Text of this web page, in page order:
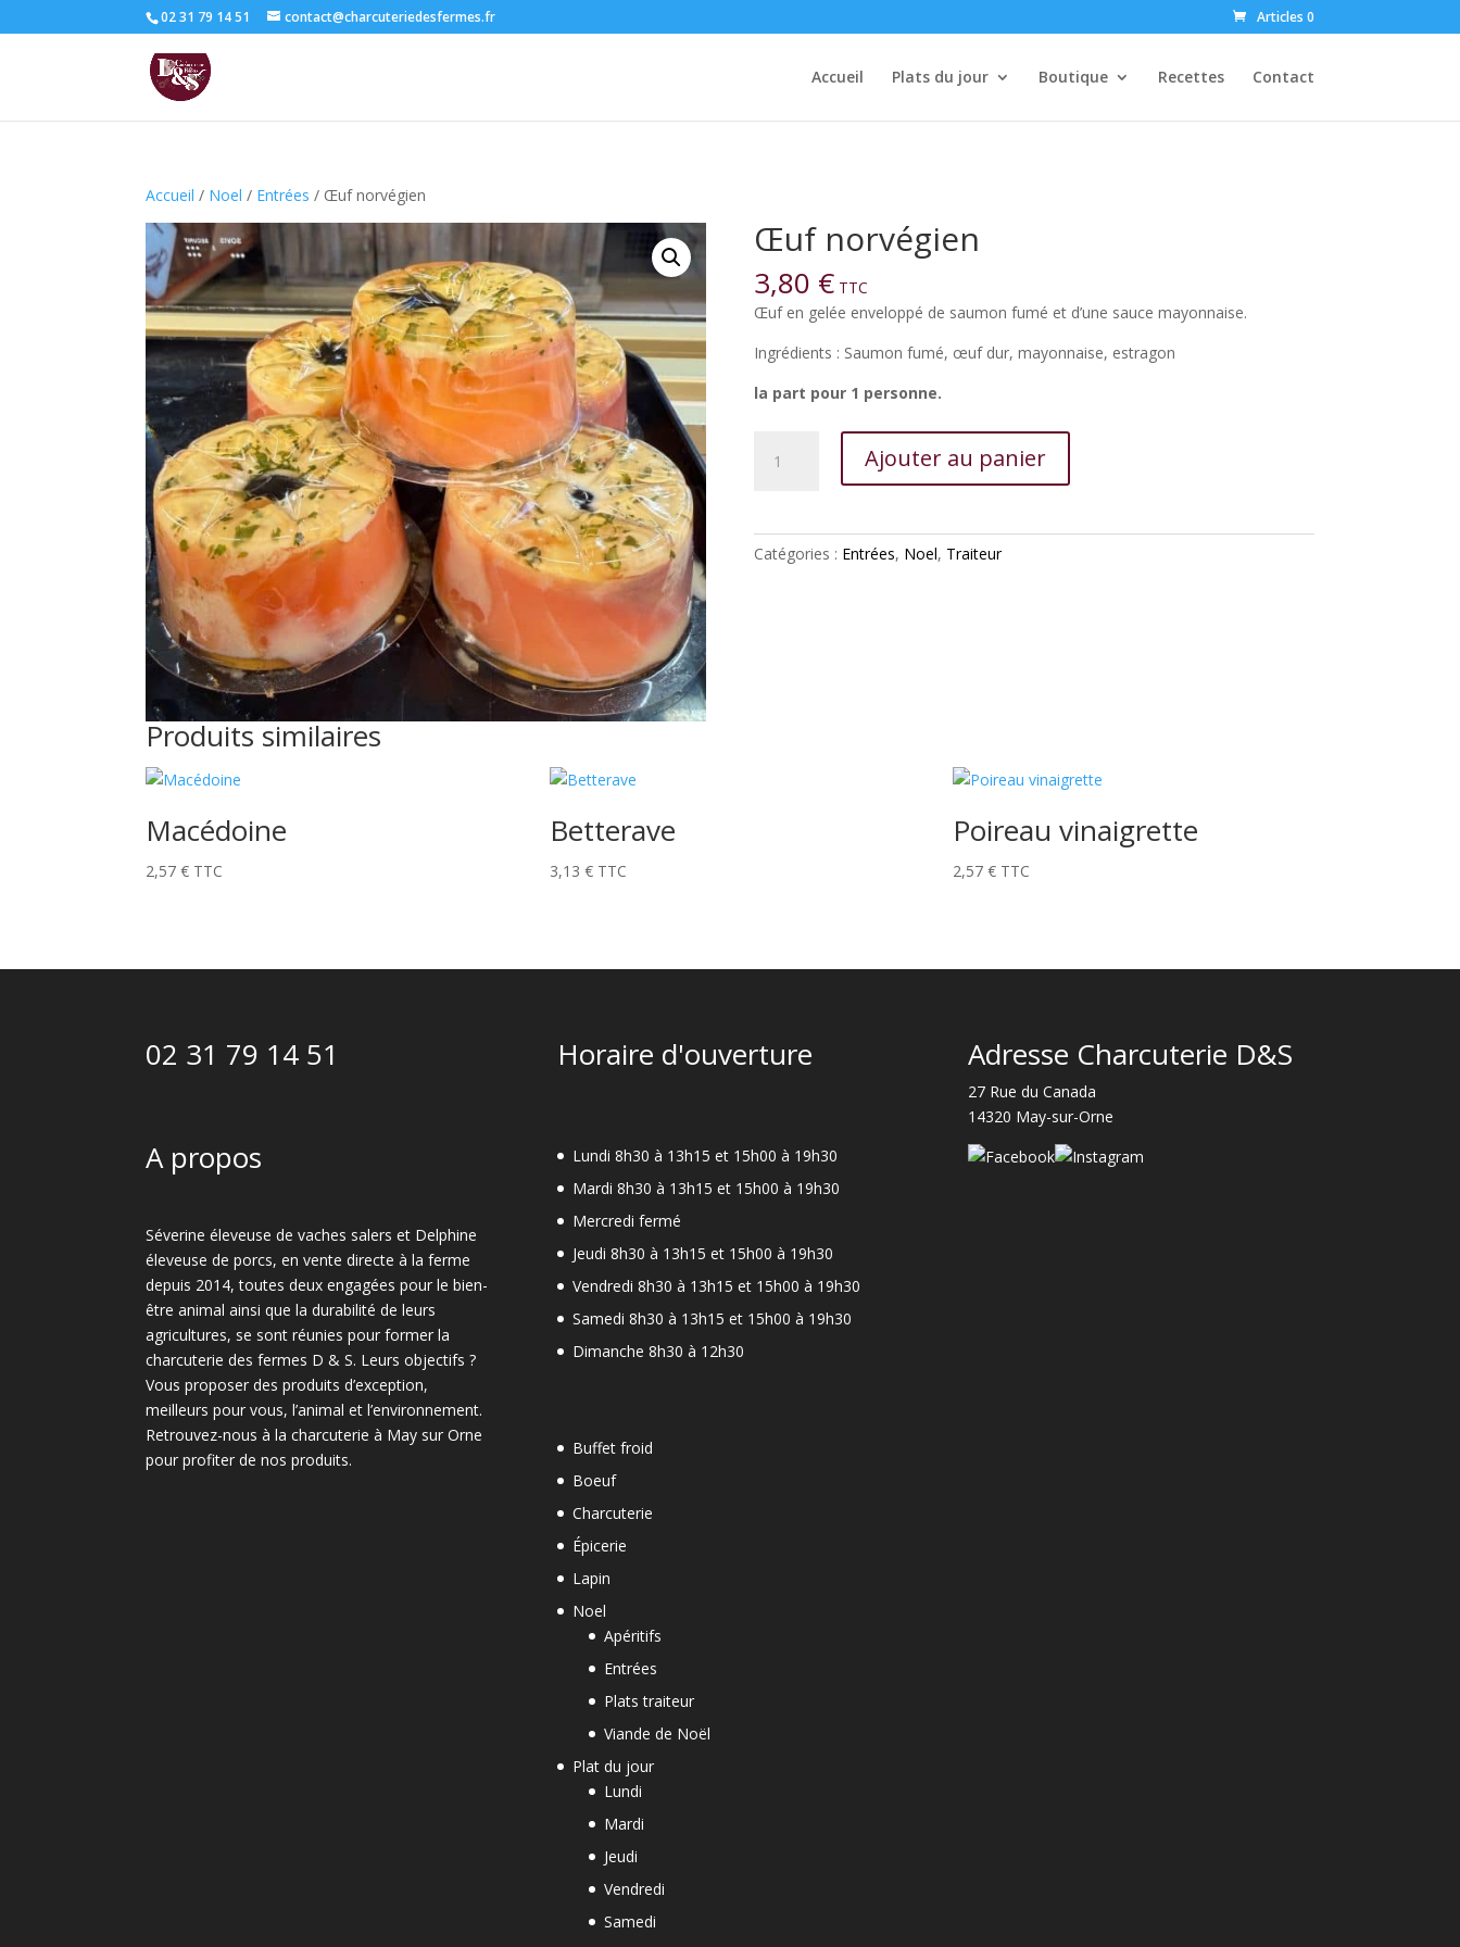
02 31 79 14 51 contact@charcuteriedesfermes.fr Articles 0
Accueil Plats du jour Boutique Recettes Contact
Accueil / Noel / Entrées / Œuf norvégien
Œuf norvégien
3,80 € TTC
Œuf en gelée enveloppé de saumon fumé et d’une sauce mayonnaise.
Ingrédients : Saumon fumé, œuf dur, mayonnaise, estragon
la part pour 1 personne.
Ajouter au panier
Catégories : Entrées, Noel, Traiteur
Produits similaires
Macédoine
2,57€ TTC
Betterave
3,13 € TTC
Poireau vinaigrette
2,57€ TTC
02 31 79 14 51
A propos
Séverine éleveuse de vaches salers et Delphine
éleveuse de porcs, en vente directe à la ferme
depuis 2014, toutes deux engagées pour le bien-
être animal ainsi que la durabilité de leurs
agricultures, se sont réunies pour former la
charcuterie des fermes D & S. Leurs objectifs ?
Vous proposer des produits d’exception,
meilleurs pour vous, l’animal et l’environnement.
Retrouvez-nous à la charcuterie à May sur Orne
pour profiter de nos produits.
Horaire d'ouverture
Lundi 8h30 à 13h15 et 15h00 à 19h30
Mardi 8h30 à 13h15 et 15h00 à 19h30
Mercredi fermé
Jeudi 8h30 à 13h15 et 15h00 à 19h30
Vendredi 8h30 à 13h15 et 15h00 à 19h30
Samedi 8h30 à 13h15 et 15h00 à 19h30
Dimanche 8h30 à 12h30
Buffet froid
Boeuf
Charcuterie
Épicerie
Lapin
Noel
Apéritifs
Entrées
Plats traiteur
Viande de Noël
Plat du jour
Lundi
Mardi
Jeudi
Vendredi
Samedi
Adresse Charcuterie D&S
27 Rue du Canada
14320 May-sur-Orne